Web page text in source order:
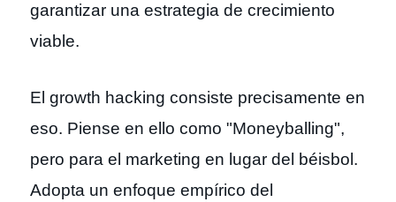
garantizar una estrategia de crecimiento
viable.
El growth hacking consiste precisamente en
eso. Piense en ello como "Moneyballing",
pero para el marketing en lugar del béisbol.
Adopta un enfoque empírico del